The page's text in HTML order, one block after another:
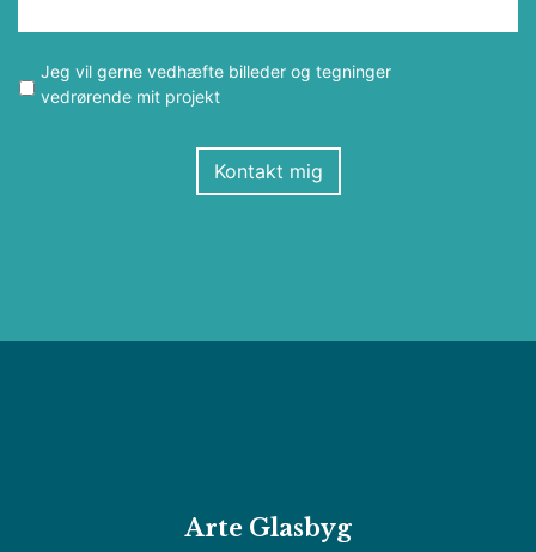
Jeg vil gerne vedhæfte billeder og tegninger
vedrørende mit projekt
Kontakt mig
Arte Glasbyg